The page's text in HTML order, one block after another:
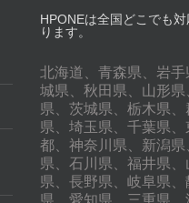
HPONEは全国どこでも
ります。
北海道、青森県、岩手
城県、秋田県、山形県
県、茨城県、栃木県、
県、埼玉県、千葉県、
都、神奈川県、新潟県
県、石川県、福井県、
県、長野県、岐阜県、